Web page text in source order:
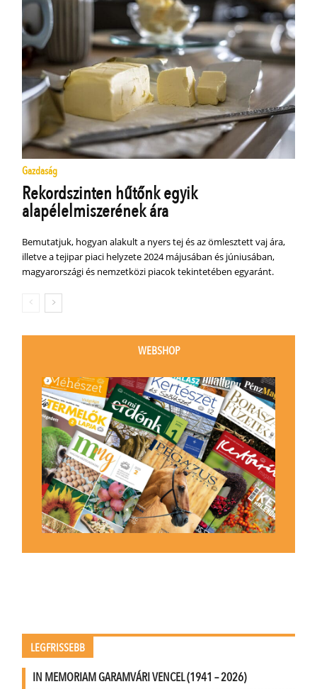
Gazdaság
Rekordszinten hűtőnk egyik
alapélelmiszerének ára
Bemutatjuk, hogyan alakult a nyers tej és az ömlesztett vaj ára,
illetve a tejipar piaci helyzete 2024 májusában és júniusában,
magyarországi és nemzetközi piacok tekintetében egyaránt.
WEBSHOP
LEGFRISSEBB
IN MEMORIAM GARAMVÁRI VENCEL (1941 – 2026)